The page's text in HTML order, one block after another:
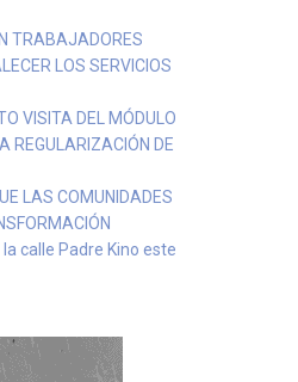
TRABAJADORES
LOS SERVICIOS
VISITA DEL MÓDULO
REGULARIZACIÓN DE
LAS COMUNIDADES
calle Padre Kino este